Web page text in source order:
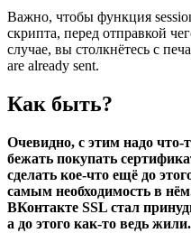
Важно, чтобы функция
скрипта, перед отправкой
случае, вы столкнётесь с
are already sent.
Как быть?
Очевидно, с этим надо что-
бежать покупать
сделать кое-что ещё до
самым необходимость в
ВКонтакте SSL стал
а до этого как-то ведь жили.